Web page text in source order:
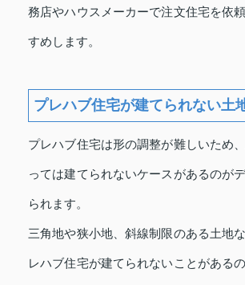
務店やハウスメーカーで注文住宅を依
すめします。
プレハブ住宅が建てられない土
プレハブ住宅は形の調整が難しいため
っては建てられないケースがあるのが
られます。
三角地や狭小地、斜線制限のある土地
レハブ住宅が建てられないことがある